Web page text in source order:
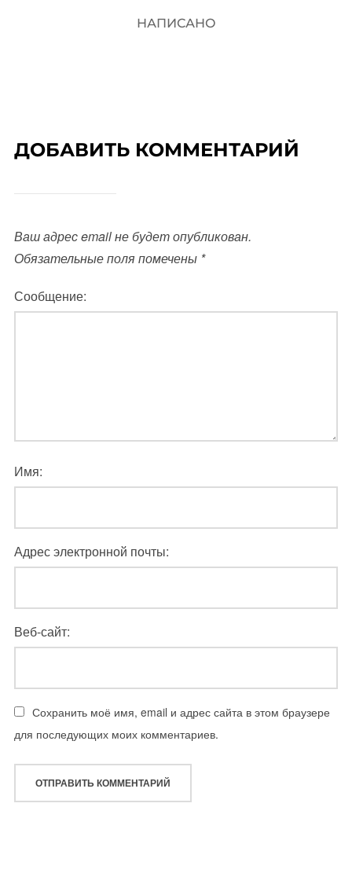
НАПИСАНО
ДОБАВИТЬ КОММЕНТАРИЙ
Ваш адрес email не будет опубликован.
Обязательные поля помечены *
Сообщение:
Имя:
Адрес электронной почты:
Веб-сайт:
Сохранить моё имя, email и адрес сайта в этом браузере
для последующих моих комментариев.